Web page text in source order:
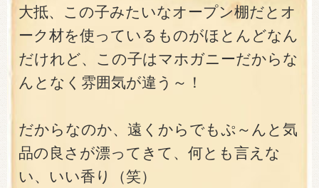
大抵、この子みたいなオープン棚だとオ
ーク材を使っているものがほとんどなん
だけれど、この子はマホガニーだからな
んとなく雰囲気が違う～！
だからなのか、遠くからでもぷ～んと気
品の良さが漂ってきて、何とも言えな
い、いい香り（笑）